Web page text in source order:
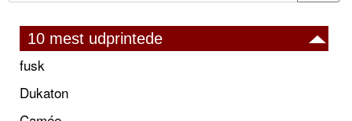
10 mest udprintede
fusk
Dukaton